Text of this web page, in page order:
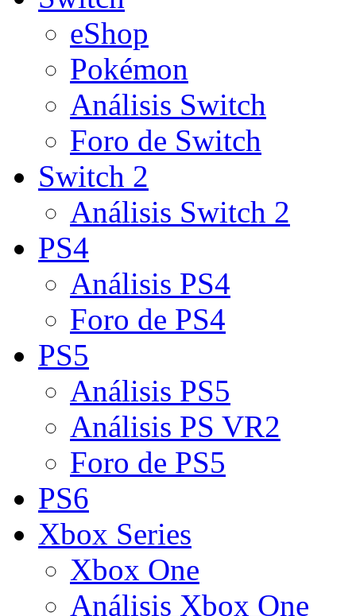
eShop
Pokémon
Análisis Switch
Foro de Switch
Switch 2
Análisis Switch 2
PS4
Análisis PS4
Foro de PS4
PS5
Análisis PS5
Análisis PS VR2
Foro de PS5
PS6
Xbox Series
Xbox One
Análisis Xbox One